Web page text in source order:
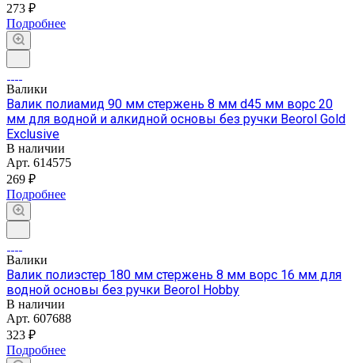
273 ₽
Подробнее
Валики
Валик полиамид 90 мм стержень 8 мм d45 мм ворс 20
мм для водной и алкидной основы без ручки Beorol Gold
Exclusive
В наличии
Арт. 614575
269 ₽
Подробнее
Валики
Валик полиэстер 180 мм стержень 8 мм ворс 16 мм для
водной основы без ручки Beorol Hobby
В наличии
Арт. 607688
323 ₽
Подробнее